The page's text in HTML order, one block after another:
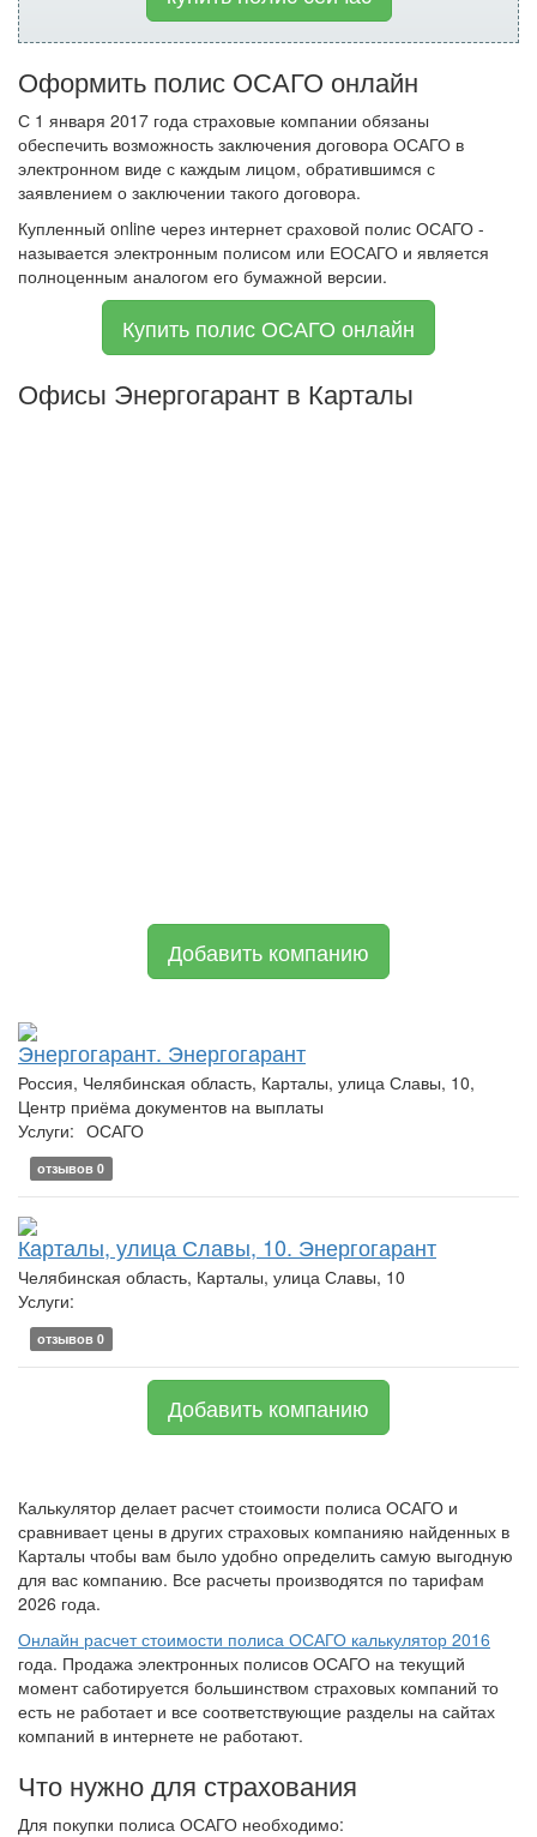
Оформить полис ОСАГО онлайн
С 1 января 2017 года страховые компании обязаны
обеспечить возможность заключения договора ОСАГО в
электронном виде с каждым лицом, обратившимся с
заявлением о заключении такого договора.
Купленный online через интернет сраховой полис ОСАГО -
называется электронным полисом или ЕОСАГО и является
полноценным аналогом его бумажной версии.
Купить полис ОСАГО онлайн
Офисы Энергогарант в Карталы
Добавить компанию
Энергогарант. Энергогарант
Россия, Челябинская область, Карталы, улица Славы, 10,
Центр приёма документов на выплаты
Услуги: ОСАГО
отзывов 0
Карталы, улица Славы, 10. Энергогарант
Челябинская область, Карталы, улица Славы, 10
Услуги:
отзывов 0
Добавить компанию
Калькулятор делает расчет стоимости полиса ОСАГО и
сравнивает цены в других страховых компанияю найденных в
Карталы чтобы вам было удобно определить самую выгодную
для вас компанию. Все расчеты производятся по тарифам
2026 года.
Онлайн расчет стоимости полиса ОСАГО калькулятор 2016
года. Продажа электронных полисов ОСАГО на текущий
момент саботируется большинством страховых компаний то
есть не работает и все соответствующие разделы на сайтах
компаний в интернете не работают.
Что нужно для страхования
Для покупки полиса ОСАГО необходимо: